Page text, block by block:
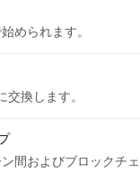
められます。
交換します。
間およびブロックチ